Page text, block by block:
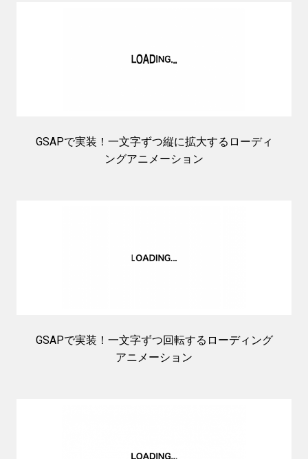
GSAPで実装！一文字ずつ縦に拡大するローディ
ングアニメーション
GSAPで実装！一文字ずつ回転するローディング
アニメーション